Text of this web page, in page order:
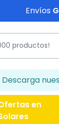
Envíos
Descarga
en